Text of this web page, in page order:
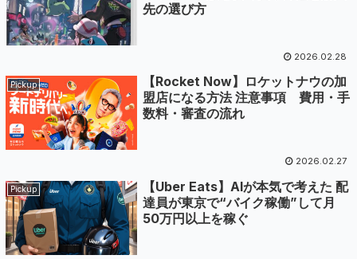
先の選び方
2026.02.28
Pickup
【Rocket Now】ロケットナウの加
盟店になる方法 注意事項 費用・手
数料・審査の流れ
2026.02.27
Pickup
【Uber Eats】AIが本気で考えた 配
達員が東京で“バイク稼働”して月
50万円以上を稼ぐ